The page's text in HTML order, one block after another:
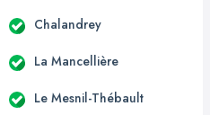
Chalandrey
La Mancellière
Le Mesnil-Thébault